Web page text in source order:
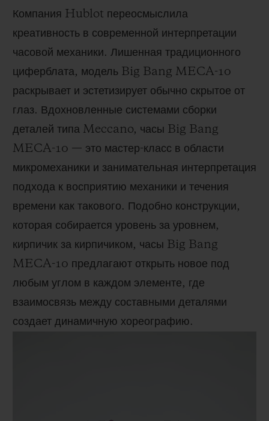
Компания Hublot переосмыслила
креативность в современной интерпретации
часовой механики. Лишенная традиционного
циферблата, модель Big Bang MECA-10
раскрывает и эстетизирует обычно скрытое от
глаз. Вдохновленные системами сборки
деталей типа Meccano, часы Big Bang
MECA-10 — это мастер-класс в области
микромеханики и занимательная интерпретация
подхода к восприятию механики и течения
времени как такового. Подобно конструкции,
которая собирается уровень за уровнем,
кирпичик за кирпичиком, часы Big Bang
MECA-10 предлагают открыть новое под
любым углом в каждом элементе, где
взаимосвязь между составными деталями
создает динамичную хореографию.